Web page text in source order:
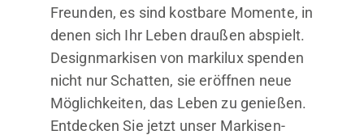
Freunden, es sind kostbare Momente, in
denen sich Ihr Leben draußen abspielt.
Designmarkisen von markilux spenden
nicht nur Schatten, sie eröffnen neue
Möglichkeiten, das Leben zu genießen.
Entdecken Sie jetzt unser Markisen-